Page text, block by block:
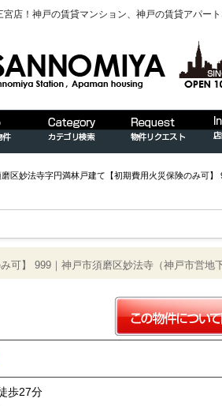
店！神戸の賃貸マンション、神戸の賃貸アパー
磨区妙法寺字円満林戸建て【初期費用火災保険のみ可
可】 999｜神戸市須磨区妙法寺（神戸市営地
歩27分